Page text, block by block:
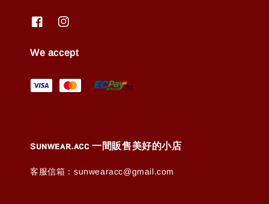
We accept
ꜱᴜɴᴡᴇᴀʀ.ᴀᴄᴄ 一間販售美好的小店
客服信箱：sunwearacc@gmail.com